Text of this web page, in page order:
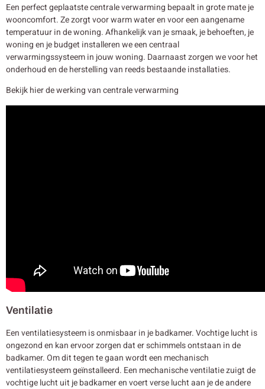
Een perfect geplaatste centrale verwarming bepaalt in grote mate je
wooncomfort. Ze zorgt voor warm water en voor een aangename
temperatuur in de woning. Afhankelijk van je smaak, je behoeften, je
woning en je budget installeren we een centraal
verwarmingssysteem in jouw woning. Daarnaast zorgen we voor het
onderhoud en de herstelling van reeds bestaande installaties.
Bekijk hier de werking van centrale verwarming
Ventilatie
Een ventilatiesysteem is onmisbaar in je badkamer. Vochtige lucht is
ongezond en kan ervoor zorgen dat er schimmels ontstaan in de
badkamer. Om dit tegen te gaan wordt een mechanisch
ventilatiesysteem geïnstalleerd. Een mechanische ventilatie zuigt de
vochtige lucht uit je badkamer en voert verse lucht aan je de andere